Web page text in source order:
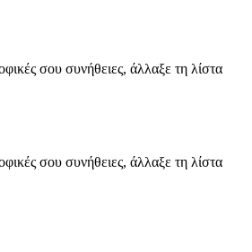
σου συνήθειες, άλλαξε τη λίστα
σου συνήθειες, άλλαξε τη λίστα